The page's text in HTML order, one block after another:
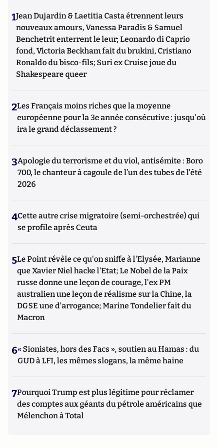
1Jean Dujardin & Laetitia Casta étrennent leurs
nouveaux amours, Vanessa Paradis & Samuel
Benchetrit enterrent le leur; Leonardo di Caprio
fond, Victoria Beckham fait du brukini, Cristiano
Ronaldo du bisco-fils; Suri ex Cruise joue du
Shakespeare queer
2Les Français moins riches que la moyenne
européenne pour la 3e année consécutive : jusqu'où
ira le grand déclassement ?
3Apologie du terrorisme et du viol, antisémite : Boro
700, le chanteur à cagoule de l’un des tubes de l’été
2026
4Cette autre crise migratoire (semi-orchestrée) qui
se profile après Ceuta
5Le Point révèle ce qu'on sniffe à l'Elysée, Marianne
que Xavier Niel hacke l'Etat; Le Nobel de la Paix
russe donne une leçon de courage, l'ex PM
australien une leçon de réalisme sur la Chine, la
DGSE une d'arrogance; Marine Tondelier fait du
Macron
6« Sionistes, hors des Facs », soutien au Hamas : du
GUD à LFI, les mêmes slogans, la même haine
7Pourquoi Trump est plus légitime pour réclamer
des comptes aux géants du pétrole américains que
Mélenchon à Total